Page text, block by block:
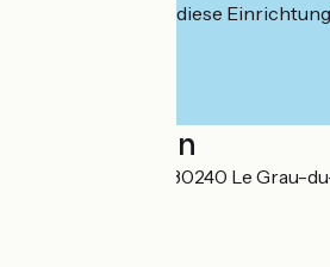
Interessiert Sie diese
Localisation
21, rue de l’égalité 30240 Le Grau-